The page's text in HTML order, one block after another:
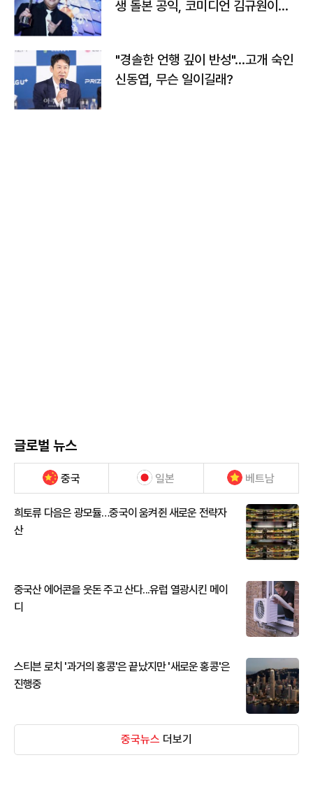
생 돌본 공익, 코미디언 김규원이었
"경솔한 언행 깊이 반성"…고개 숙인
신동엽, 무슨 일이길래?
글로벌 뉴스
중국 일본 베트남
희토류 다음은 광모듈…중국이 움켜쥔 새로운 전략자
산
중국산 에어콘을 웃돈 주고 산다...유럽 열광시킨 메이
디
스티븐 로치 '과거의 홍콩'은 끝났지만 '새로운 홍콩'은
진행중
중국뉴스 더보기